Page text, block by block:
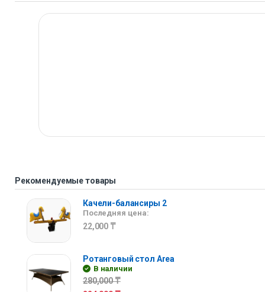
Рекомендуемые товары
Качели-балансиры 2
Последняя цена:
22,000 ₸
Ротанговый стол Area
В наличии
280,000₸